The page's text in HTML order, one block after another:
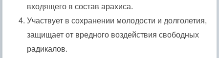
входящего в состав арахиса.
Участвует в сохранении молодости и долголетия,
защищает от вредного воздействия свободных
радикалов.